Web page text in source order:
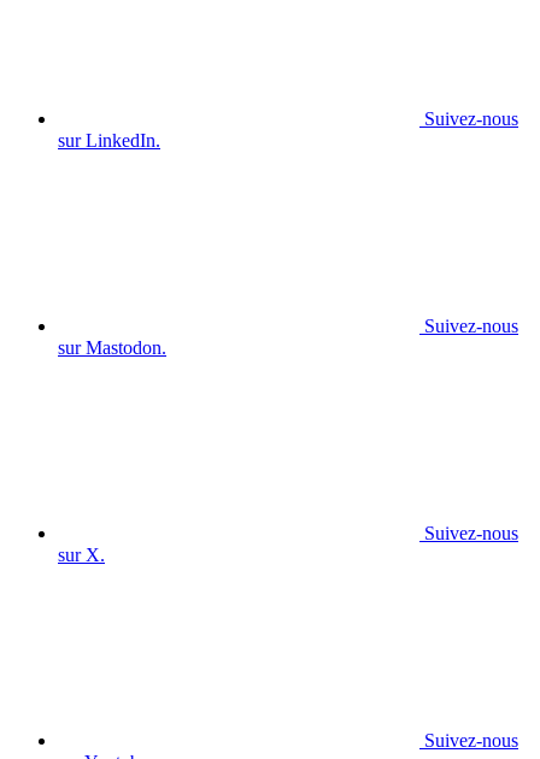
Suivez-nous
sur LinkedIn.
Suivez-nous
sur Mastodon.
Suivez-nous
sur X.
Suivez-nous